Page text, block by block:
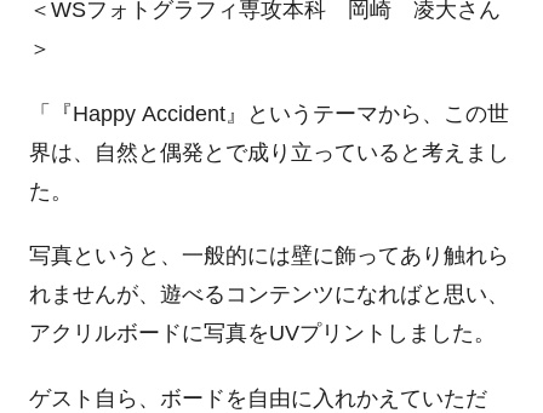
＜WSフォトグラフィ専攻本科 岡崎 凌大さん
＞
「『Happy Accident』というテーマから、この世
界は、自然と偶発とで成り立っていると考えまし
た。
写真というと、一般的には壁に飾ってあり触れら
れませんが、遊べるコンテンツになればと思い、
アクリルボードに写真をUVプリントしました。
ゲスト自ら、ボードを自由に入れかえていただ